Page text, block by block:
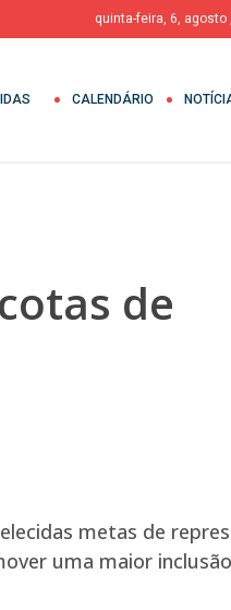
quinta-feira, 6, agosto
CALENDÁRIO
de
metas de
uma maior